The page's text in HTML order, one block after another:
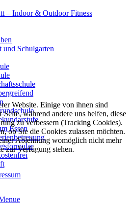
– Indoor & Outdoor Fitness
Schulgarten
Essen
Website. Einige von ihnen sind
während andere uns helfen, diese
zu verbessern (Tracking Cookies).
ob Sie die Cookies zulassen möchten.
Ablehnung womöglich nicht mehr
zur Verfügung stehen.